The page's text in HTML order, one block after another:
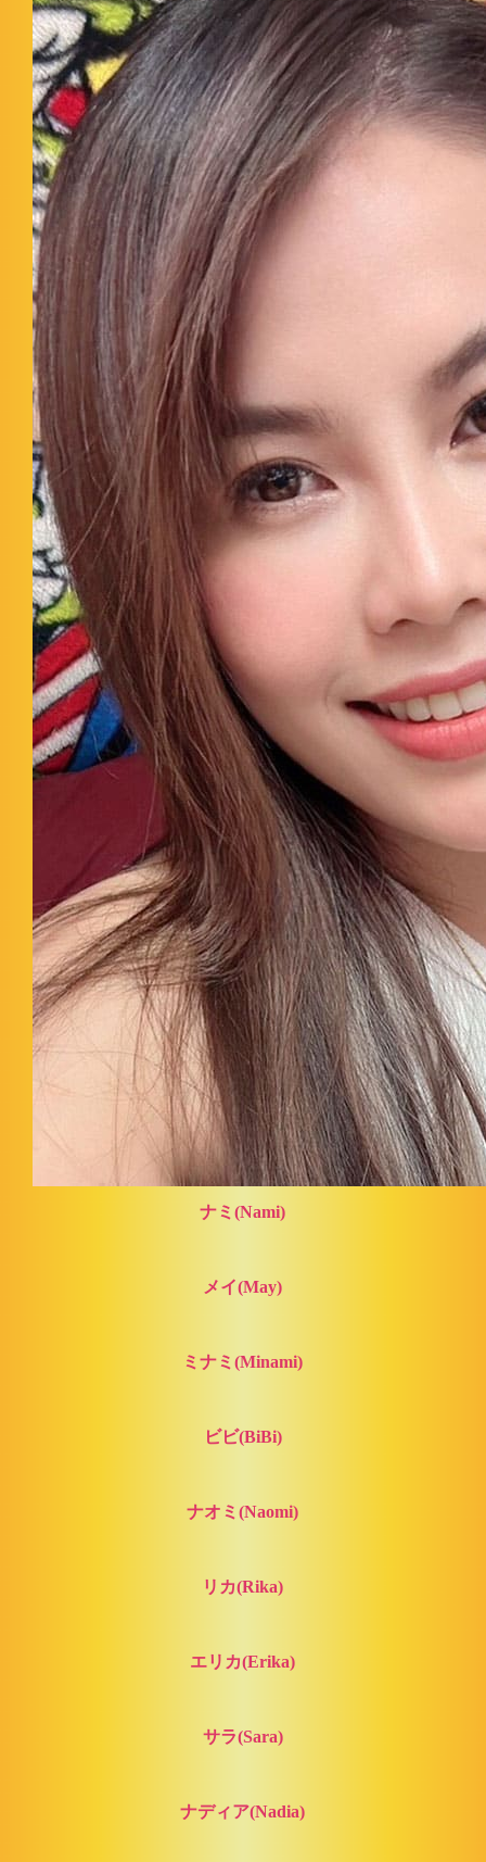
ナミ(Nami)
メイ(May)
ミナミ(Minami)
ビビ(BiBi)
ナオミ(Naomi)
リカ(Rika)
エリカ(Erika)
サラ(Sara)
ナディア(Nadia)